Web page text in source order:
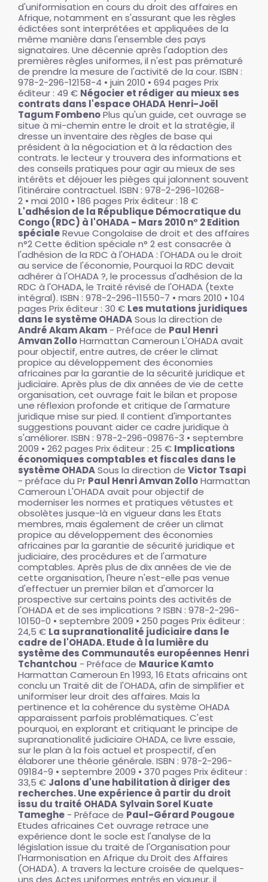
d'uniformisation en cours du droit des affaires en
Afrique, notamment en s'assurant que les règles
édictées sont interprétées et appliquées de la
même manière dans l'ensemble des pays
signataires. Une décennie après l'adoption des
premières règles uniformes, il n'est pas prématuré
de prendre la mesure de l'activité de la cour. ISBN :
978-2-296-12158-4 • juin 2010 • 694 pages Prix
éditeur : 49 € Négocier et rédiger au mieux ses
contrats dans l'espace OHADA Henri-Joël
Tagum FombenoPlus qu'un guide, cet ouvrage se
situe à mi-chemin entre le droit et la stratégie, il
dresse un inventaire des règles de base qui
président à la négociation et à la rédaction des
contrats. le lecteur y trouvera des informations et
des conseils pratiques pour agir au mieux de ses
intérêts et déjouer les pièges qui jalonnent souvent
l'itinéraire contractuel. ISBN : 978-2-296-10268-
2 • mai 2010 • 186 pages Prix éditeur : 18 €
L'adhésion de la République Démocratique du
Congo (RDC) à l'OHADA - Mars 2010 n° 2 Edition
spécialeRevue Congolaise de droit et des affaires
n°2 Cette édition spéciale n° 2 est consacrée à
l'adhésion de la RDC à l'OHADA : l'OHADA ou le droit
au service de l'économie, Pourquoi la RDC devait
adhérer à l'OHADA ?, le processus d'adhésion de la
RDC à l'OHADA, le Traité révisé de l'OHADA (texte
intégral). ISBN : 978-2-296-11550-7 • mars 2010 • 104
pages Prix éditeur : 30 € Les mutations juridiques
dans le système OHADASous la direction de
André Akam Akam - Préface de Paul Henri
Amvan ZolloHarmattan Cameroun L'OHADA avait
pour objectif, entre autres, de créer le climat
propice au développement des économies
africaines par la garantie de la sécurité juridique et
judiciaire. Après plus de dix années de vie de cette
organisation, cet ouvrage fait le bilan et propose
une réflexion profonde et critique de l'armature
juridique mise sur pied. Il contient d'importantes
suggestions pouvant aider ce cadre juridique à
s'améliorer. ISBN : 978-2-296-09876-3 • septembre
2009 • 262 pages Prix éditeur : 25 € Implications
économiques comptables et fiscales dans le
système OHADASous la direction de Victor Tsapi
- préface du Pr Paul Henri Amvan ZolloHarmattan
Cameroun L'OHADA avait pour objectif de
moderniser les normes et pratiques vétustes et
obsolètes jusque-là en vigueur dans les Etats
membres, mais également de créer un climat
propice au développement des économies
africaines par la garantie de sécurité juridique et
judiciaire, des procédures et de l'armature
comptables. Après plus de dix années de vie de
cette organisation, l'heure n'est-elle pas venue
d'effectuer un premier bilan et d'amorcer la
prospective sur certains points des activités de
l'OHADA et de ses implications ? ISBN : 978-2-296-
10150-0 • septembre 2009 • 250 pages Prix éditeur :
24,5 € La supranationalité judiciaire dans le
cadre de l'OHADA. Etude à la lumière du
système des Communautés européennes Henri
Tchantchou - Préface de Maurice Kamto
Harmattan Cameroun En 1993, 16 Etats africains ont
conclu un Traité dit de l'OHADA, afin de simplifier et
uniformiser leur droit des affaires. Mais la
pertinence et la cohérence du système OHADA
apparaissent parfois problématiques. C'est
pourquoi, en explorant et critiquant le principe de
supranationalité judiciaire OHADA, ce livre essaie,
sur le plan à la fois actuel et prospectif, d'en
élaborer une théorie générale. ISBN : 978-2-296-
09184-9 • septembre 2009 • 370 pages Prix éditeur :
33,5 € Jalons d'une habilitation à diriger des
recherches. Une expérience à partir du droit
issu du traité OHADA Sylvain Sorel Kuate
Tameghe - Préface de Paul-Gérard Pougoue
Etudes africaines Cet ouvrage retrace une
expérience dont le socle est l'analyse de la
législation issue du traité de l'Organisation pour
l'Harmonisation en Afrique du Droit des Affaires
(OHADA). A travers la lecture croisée de quelques-
uns des Actes uniformes entrés en vigueur, il